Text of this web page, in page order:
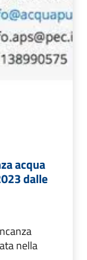
acqua
dalle
nella